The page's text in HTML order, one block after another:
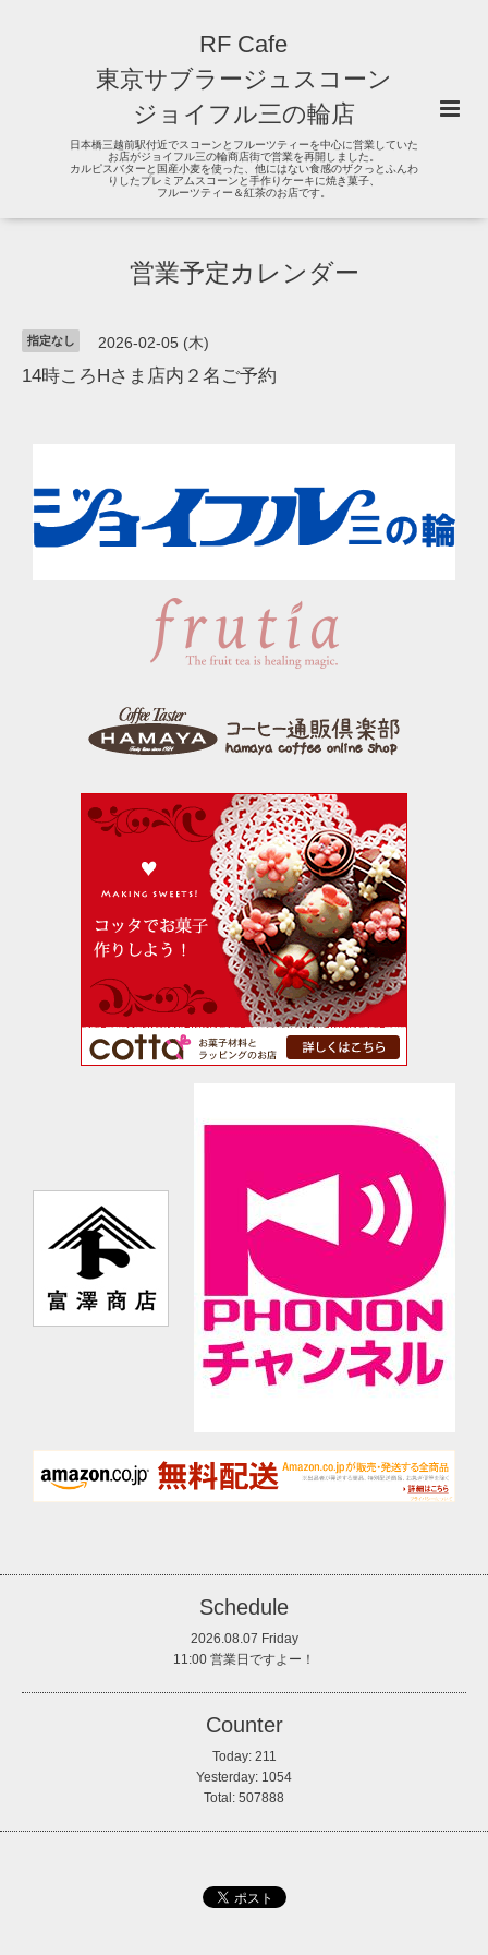
RF Cafe
東京サブラージュスコーン
ジョイフル三の輪店
日本橋三越前駅付近でスコーンとフルーツティーを中心に営業していた
お店がジョイフル三の輪商店街で営業を再開しました。
カルピスバターと国産小麦を使った、他にはない食感のザクっとふんわ
りしたプレミアムスコーンと手作りケーキに焼き菓子、
フルーツティー＆紅茶のお店です。
営業予定カレンダー
指定なし 2026-02-05 (木)
14時ころHさま店内２名ご予約
Schedule
2026.08.07 Friday
11:00 営業日ですよー！
Counter
Today: 211
Yesterday: 1054
Total: 507888